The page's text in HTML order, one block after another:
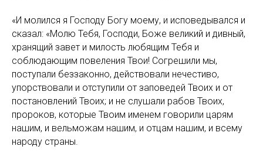
«И молился я Господу Богу моему, и исповедывался и
сказал: «Молю Тебя, Господи, Боже великий и дивный,
хранящий завет и милость любящим Тебя и
соблюдающим повеления Твои! Согрешили мы,
поступали беззаконно, действовали нечестиво,
упорствовали и отступили от заповедей Твоих и от
постановлений Твоих; и не слушали рабов Твоих,
пророков, которые Твоим именем говорили царям
нашим, и вельможам нашим, и отцам нашим, и всему
народу страны.